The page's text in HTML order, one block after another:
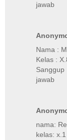
jawab
Nama :
Kelas :
jawab
nama:
kelas: x.1